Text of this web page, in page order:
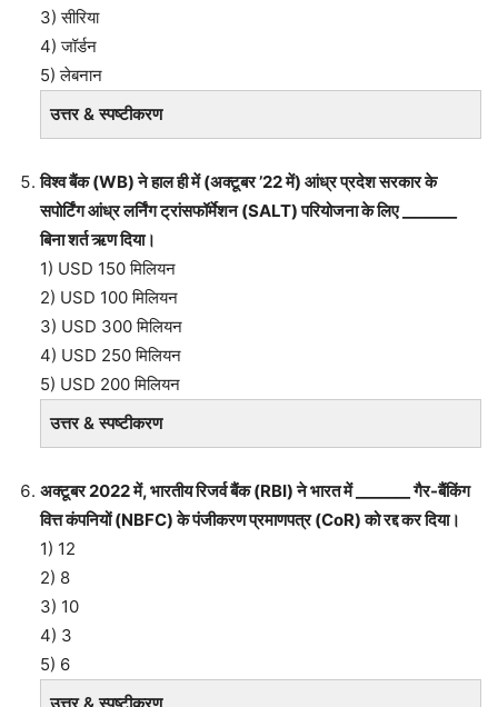
3) सीरिया
4) जॉर्डन
5) लेबनान
उत्तर & स्पष्टीकरण
विश्व बैंक (WB) ने हाल ही में (अक्टूबर ’22 में) आंध्र प्रदेश सरकार के
सपोर्टिंग आंध्र लर्निंग ट्रांसफॉर्मेशन (SALT) परियोजना के लिए _______
बिना शर्त ऋण दिया।
1) USD 150 मिलियन
2) USD 100 मिलियन
3) USD 300 मिलियन
4) USD 250 मिलियन
5) USD 200 मिलियन
उत्तर & स्पष्टीकरण
अक्टूबर 2022 में, भारतीय रिजर्व बैंक (RBI) ने भारत में _______ गैर-बैंकिंग
वित्त कंपनियों (NBFC) के पंजीकरण प्रमाणपत्र (CoR) को रद्द कर दिया।
1) 12
2) 8
3) 10
4) 3
5) 6